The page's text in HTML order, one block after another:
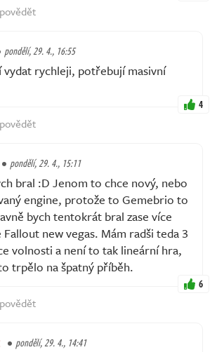
pondělí, 29. 4., 16:55
rychleji, potřebují masivní
4
pondělí, 29. 4., 15:11
bral :D Jenom to chce nový, nebo
engine, protože to Gemebrio to
bych tentokrát bral zase více
new vegas. Mám radši teda 3
volnosti a není to tak lineární hra,
trpělo na špatný příběh.
6
pondělí, 29. 4., 14:41